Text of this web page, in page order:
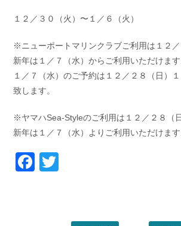
Recruit
１２／３０（火）〜１／６（火）
※ニューポートマリンクラブご利用は１２
新年は１／７（水）からご利用いただけます
１／７（水）のご予約は１２／２８（日）
致します。
※ヤマハSea-Styleのご利用は１２／２８（
新年は１／７（水）よりご利用いただけます
Facebook